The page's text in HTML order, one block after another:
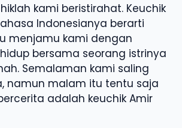
kami beristirahat. Keuchik
Indonesianya berarti
menjamu kami dengan
bersama seorang istrinya
Semalaman kami saling
namun malam itu tentu saja
adalah keuchik Amir